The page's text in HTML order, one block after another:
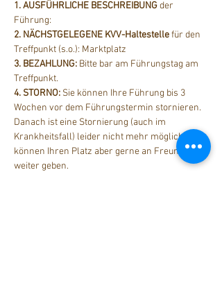
1. AUSFÜHRLICHE BESCHREIBUNG der
Führung:
2. NÄCHSTGELEGENE KVV-Haltestelle für den
Treffpunkt (s.o.): Marktplatz
3. BEZAHLUNG: Bitte bar am Führungstag am
Treffpunkt.
4. STORNO: Sie können Ihre Führung bis 3
Wochen vor dem Führungstermin stornieren.
Danach ist eine Stornierung (auch im
Krankheitsfall) leider nicht mehr möglich. Sie
können Ihren Platz aber gerne an Freunde
weiter geben.